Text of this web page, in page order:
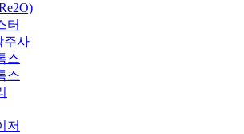
터
주사
스
스
저